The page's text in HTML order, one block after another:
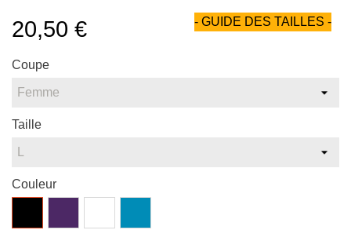
20,50 € - GUIDE DES TAILLES -
Coupe
Taille
Couleur
atoll